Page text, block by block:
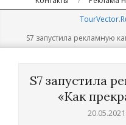
S7 запустила рекламную
S7 запустила
«Как
20.05.2021